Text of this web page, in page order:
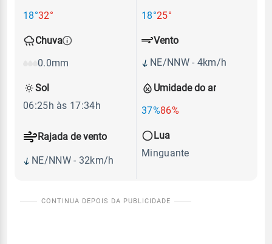
18°32°
18°25°
Chuva
0.0mm
Umidade do ar
37%86%
Vento
NE/NNW - 4km/h
Rajada de vento
NE/NNW - 32km/h
Sol
06:25h às 17:34h
Lua
Minguante